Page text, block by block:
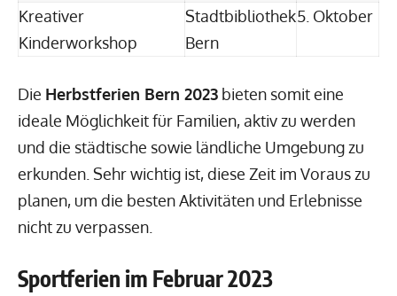
Kreativer
Kinderworkshop
Stadtbibliothek
Bern
5. Oktober
Die Herbstferien Bern 2023 bieten somit eine
ideale Möglichkeit für Familien, aktiv zu werden
und die städtische sowie ländliche Umgebung zu
erkunden. Sehr wichtig ist, diese Zeit im Voraus zu
planen, um die besten Aktivitäten und Erlebnisse
nicht zu verpassen.
Sportferien im Februar 2023